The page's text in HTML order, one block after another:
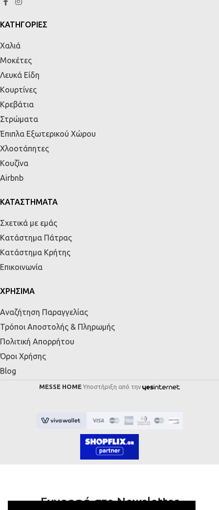
ΚΑΤΗΓΟΡΙΕΣ
Χαλιά
Μοκέτες
Λευκά Είδη
Κουρτίνες
Κρεβάτια
Στρώματα
Έπιπλα Εξωτερικού Χώρου
Χλοοτάπητες
Κουζίνα
Airbnb
ΚΑΤΑΣΤΗΜΑΤΑ
Σχετικά με εμάς
Κατάστημα Πάτρας
Κατάστημα Κρήτης
Επικοινωνία
ΧΡΗΣΙΜΑ
Αναζήτηση Παραγγελίας
Τρόποι Αποστολής & Πληρωμής
Πολιτική Απορρήτου
Όροι Χρήσης
Blog
MESSE HOME Υποστήριξη από την
Εγγραφή στο Newsletter